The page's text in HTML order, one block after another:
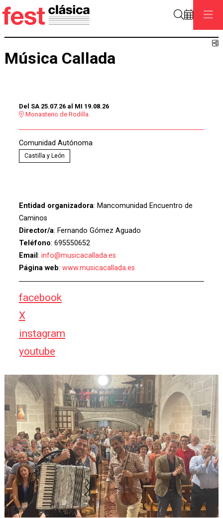
Música Callada
Del SA 25.07.26al MI 19.08.26
Monasterio de Rodilla
Comunidad Autónoma
Castilla y León
Entidad organizadora: Mancomunidad Encuentro de
Caminos
Director/a: Fernando Gómez Aguado
Teléfono: 695550652
Email : info@musicacallada.es
Página web: www.musicacallada.es
facebook
X
instagram
youtube